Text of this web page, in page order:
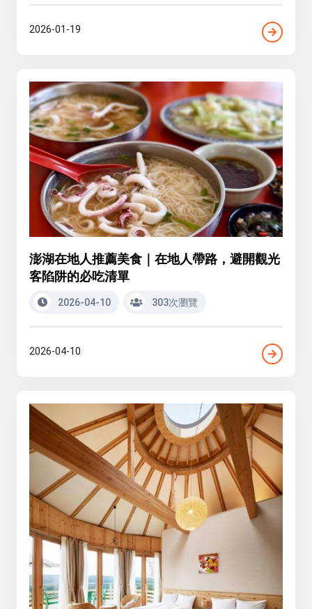
2026-01-19
澎湖在地人推薦美食｜在地人帶路，避開觀光
客陷阱的必吃清單
2026-04-10 303次瀏覽
2026-04-10